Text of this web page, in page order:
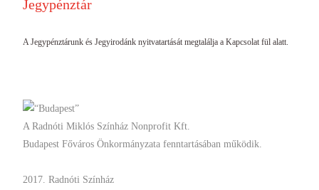
Jegypénztár
A Jegypénztárunk és Jegyirodánk nyitvatartását megtalálja a Kapcsolat fül alatt.
A Radnóti Miklós Színház Nonprofit Kft.
Budapest Főváros Önkormányzata fenntartásában működik.
2017. Radnóti Színház